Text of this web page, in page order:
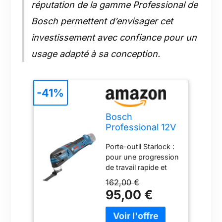
réputation de la gamme Professional de
Bosch permettent d’envisager cet
investissement avec confiance pour un
usage adapté à sa conception.
Bosch
Professional 12V
découpeur-
ponceur sans-fil
GOP 12V-28
(vitesse
d’oscillation à
vide : 5 000–20
000 tr/min, avec
Porte-outil Starlock :
pour une progression
de travail rapide et
une transmission
optimale du couple
machine/accessoire
grâce au système
d'accroche en étoile
162,00 €
95,00 €
-41%